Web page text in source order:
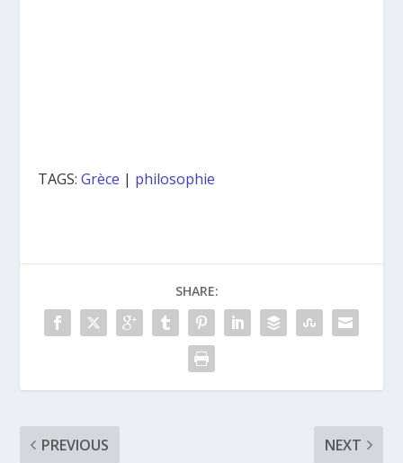
TAGS:Grèce | philosophie
SHARE:
PREVIOUS NEXT